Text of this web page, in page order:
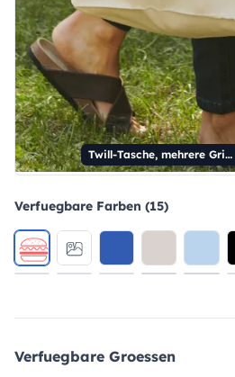
Twill-Tasche, mehrere Griffe
Verfuegbare Farben (15)
Verfuegbare Groessen